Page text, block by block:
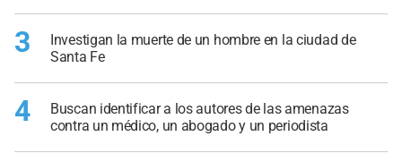
3
Investigan la muerte de un hombre en la ciudad de
Santa Fe
4
Buscan identificar a los autores de las amenazas
contra un médico, un abogado y un periodista